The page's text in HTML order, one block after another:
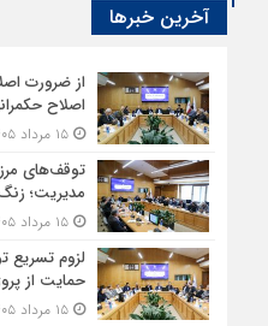
آخرین خبرها
از ضرورت
اصلاح
۱۵ مرداد ۱۴۰۵ - ۱۲:۵۴
توقف‌های
مدیریت؛
۱۵ مرداد ۱۴۰۵ - ۱۲:۲۷
لزوم تسریع
حمایت از
۱۵ مرداد ۱۴۰۵ - ۱۲:۰۸